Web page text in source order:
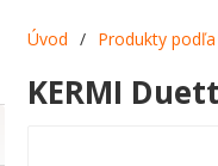
Úvod / Produkty
KERMI